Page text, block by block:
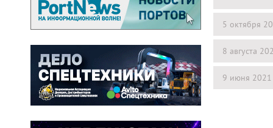
5 октября
8 августа
9 июня 2021